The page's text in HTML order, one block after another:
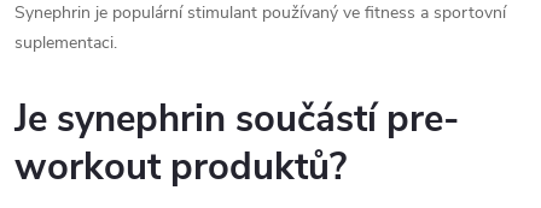
Synephrin je populární stimulant používaný ve fitness a sportovní
suplementaci.
Je synephrin součástí pre-
workout produktů?